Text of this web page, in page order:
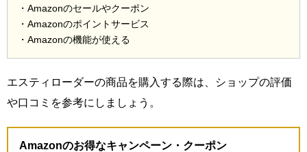
・Amazonのセールやクーポン
・Amazonのポイントサービス
・Amazonの機能が使える
エスティローダーの商品を購入する際は、ショップの評価
や口コミを参考にしましょう。
Amazonのお得なキャンペーン・クーポン